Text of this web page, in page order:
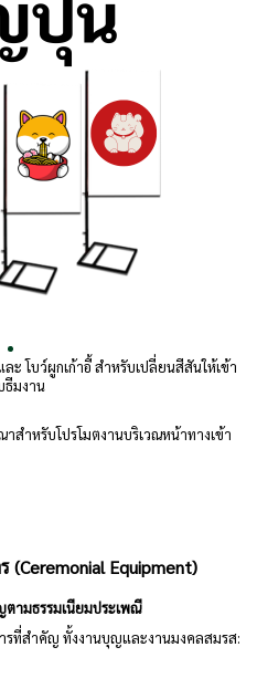
ะ โบว์ผูกเก้าอี้ สำหรับเปลี่ยนสีสันให้เข้า
ธีมงาน
ำหรับโปรโมตงานบริเวณหน้าทางเข้า
Equipment)
ามธรรมเนียมประเพณี
ารที่สำคัญ ทั้งงานบุญและงานมงคลสมรส: